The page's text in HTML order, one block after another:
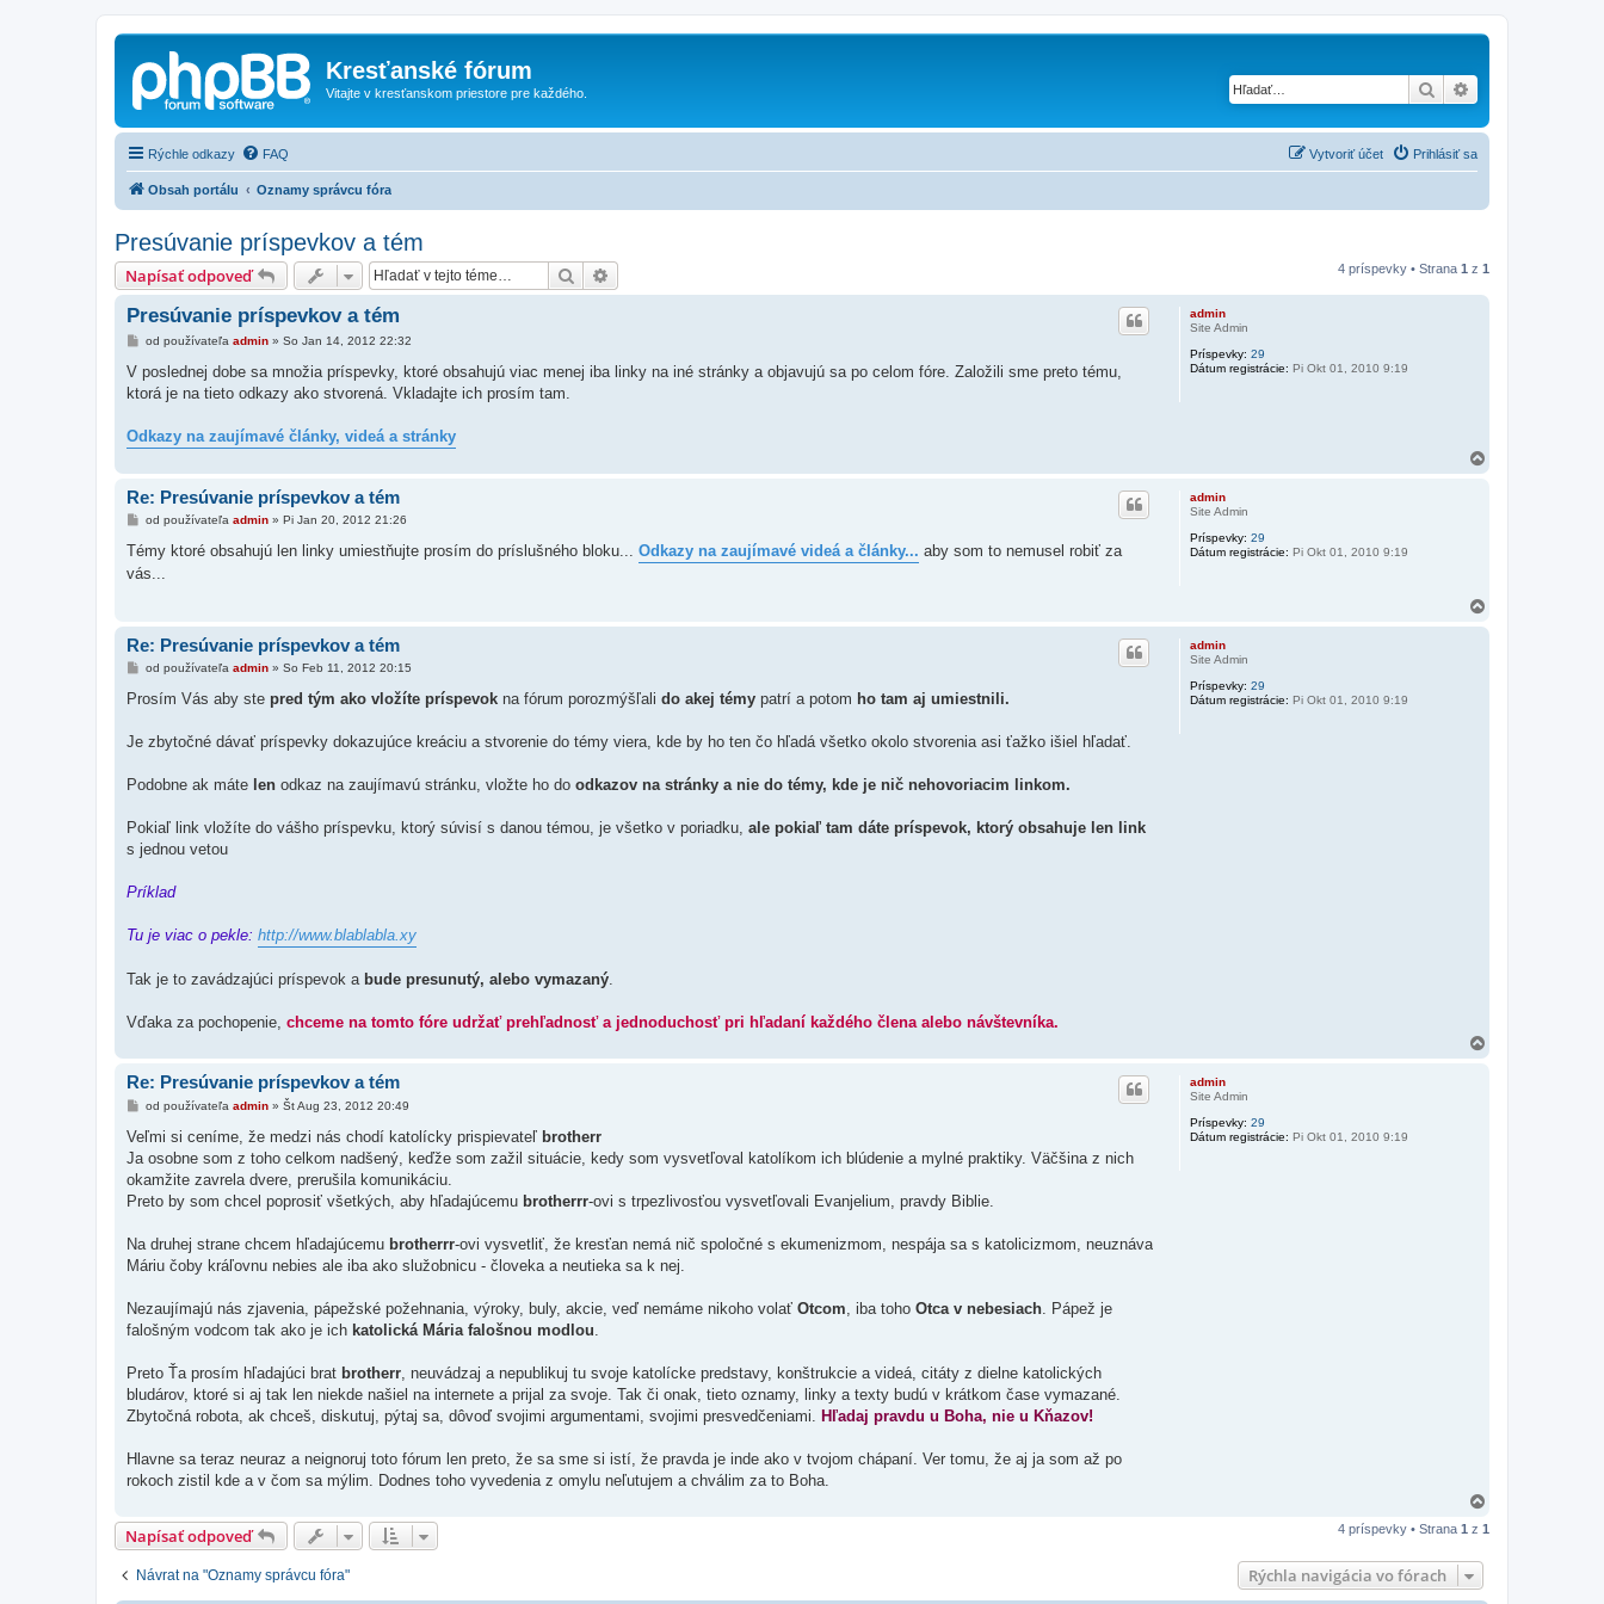
Kresťanské fórum
Vitajte v kresťanskom priestore pre každého. Hľadať
Rýchle odkazy FAQ Prihlásiť sa
Vytvoriť účet
Obsah portálu Oznamy správcu fóra
Presúvanie príspevkov a tém
Napísať odpoveď Hľadať 4 príspevky • Strana 1 z 1
admin
Site Admin
Príspevky: 29
Dátum registrácie: Pi Okt 01, 2010 9:19
Presúvanie príspevkov a tém
P
í
s
p
o
od používateľa admin» So Jan 14, 2012 22:32
V poslednej dobe sa množia príspevky, ktoré obsahujú viac menej iba linky na iné stránky a objavujú sa po celom fóre. Založili sme preto tému,
ktorá je na tieto odkazy ako stvorená. Vkladajte ich prosím tam.
Odkazy na zaujímavé články, videá a stránky
admin
Site Admin
Príspevky: 29
Dátum registrácie: Pi Okt 01, 2010 9:19
Re: Presúvanie príspevkov a tém
P
í
p
od používateľa admin» Pi Jan 20, 2012 21:26
Témy ktoré obsahujú len linky umiestňujte prosím do príslušného bloku... Odkazy na zaujímavé videá a články... aby som to nemusel robiť za
vás...
admin
Site Admin
Príspevky: 29
Dátum registrácie: Pi Okt 01, 2010 9:19
Re: Presúvanie príspevkov a tém
P
í
e
k
od používateľa admin» So Feb 11, 2012 20:15
Prosím Vás aby ste pred tým ako vložíte príspevok na fórum porozmýšľali do akej témy patrí a potom ho tam aj umiestnili.
Je zbytočné dávať príspevky dokazujúce kreáciu a stvorenie do témy viera, kde by ho ten čo hľadá všetko okolo stvorenia asi ťažko išiel hľadať.
Podobne ak máte len odkaz na zaujímavú stránku, vložte ho do odkazov na stránky a nie do témy, kde je nič nehovoriacim linkom.
Pokiaľ link vložíte do vášho príspevku, ktorý súvisí s danou témou, je všetko v poriadku, ale pokiaľ tam dáte príspevok, ktorý obsahuje len link
s jednou vetou
Príklad
Tu je viac o pekle: http://www.blablabla.xy
Tak je to zavádzajúci príspevok a bude presunutý, alebo vymazaný.
Vďaka za pochopenie, chceme na tomto fóre udržať prehľadnosť a jednoduchosť pri hľadaní každého člena alebo návštevníka.
admin
Site Admin
Príspevky: 29
Dátum registrácie: Pi Okt 01, 2010 9:19
Re: Presúvanie príspevkov a tém
P
í
p
e
o
od používateľa admin» Št Aug 23, 2012 20:49
Veľmi si ceníme, že medzi nás chodí katolícky prispievateľ brotherr
Ja osobne som z toho celkom nadšený, keďže som zažil situácie, kedy som vysvetľoval katolíkom ich blúdenie a mylné praktiky. Väčšina z nich
okamžite zavrela dvere, prerušila komunikáciu.
Preto by som chcel poprosiť všetkých, aby hľadajúcemu brotherrr-ovi s trpezlivosťou vysvetľovali Evanjelium, pravdy Biblie.
Na druhej strane chcem hľadajúcemu brotherrr-ovi vysvetliť, že kresťan nemá nič spoločné s ekumenizmom, nespája sa s katolicizmom, neuznáva
Máriu čoby kráľovnu nebies ale iba ako služobnicu - človeka a neutieka sa k nej.
Nezaujímajú nás zjavenia, pápežské požehnania, výroky, buly, akcie, veď nemáme nikoho volať Otcom , iba toho Otca v nebesiach . Pápež je
falošným vodcom tak ako je ich katolická Mária falošnou modlou
Preto Ťa prosím hľadajúci brat brotherr , neuvádzaj a nepublikuj tu svoje katolícke predstavy, konštrukcie a videá, citáty z dielne katolických
bludárov, ktoré si aj tak len niekde našiel na internete a prijal za svoje. Tak či onak, tieto oznamy, linky a texty budú v krátkom čase vymazané.
Zbytočná robota, ak chceš, diskutuj, pýtaj sa, dôvoď svojimi argumentami, svojimi presvedčeniami. Hľadaj pravdu u Boha, nie u Kňazov!
Hlavne sa teraz neuraz a neignoruj toto fórum len preto, že sa sme si istí, že pravda je inde ako v tvojom chápaní. Ver tomu, že aj ja som až po
rokoch zistil kde a v čom sa mýlim. Dodnes toho vyvedenia z omylu neľutujem a chválim za to Boha.
r
Napísať odpoveď 4 príspevky • Strana 1 z 1
Návrat na "Oznamy správcu fóra" Rýchla navigácia vo fórach